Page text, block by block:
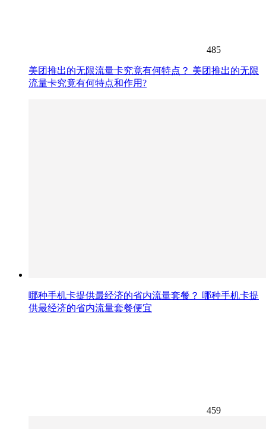
485
美团推出的无限流量卡究竟有何特点？ 美团推出的无限
流量卡究竟有何特点和作用?
哪种手机卡提供最经济的省内流量套餐？ 哪种手机卡提
供最经济的省内流量套餐便宜
459